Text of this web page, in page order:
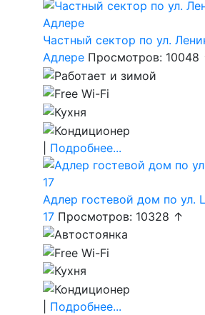
Частный сектор по ул.
Адлере Просмотров: 10048
Подробнее...
Адлер гостевой дом по ул.
17 Просмотров: 10328 ↑
Подробнее...